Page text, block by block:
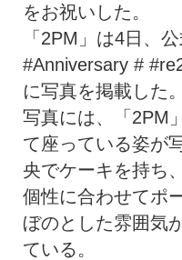
をお祝いした。
「2PM」は4日、
#Anniversary #
に写真を掲載した。
写真には、「2PM
て座っている姿が
央でケーキを持ち
個性に合わせてポ
ぼのとした雰囲気
ている。